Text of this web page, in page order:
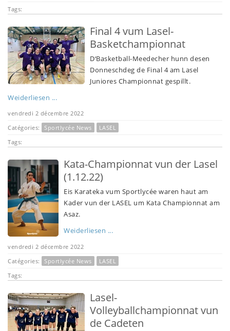
Tags:
Final 4 vum Lasel-
Basketchampionnat
D‘Basketball-Meedecher hunn desen
Donneschdeg de Final 4 am Lasel
Juniores Championnat gespillt.
Weiderliesen ...
vendredi 2 décembre 2022
Catégories:
Sportlycée News
LASEL
Tags:
Kata-Championnat vun der Lasel
(1.12.22)
Eis Karateka vum Sportlycée waren haut am
Kader vun der LASEL um Kata Championnat am
Asaz.
Weiderliesen ...
vendredi 2 décembre 2022
Catégories:
Sportlycée News
LASEL
Tags:
Lasel-
Volleyballchampionnat vun
de Cadeten